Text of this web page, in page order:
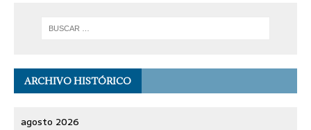
ARCHIVO HISTÓRICO
agosto 2026